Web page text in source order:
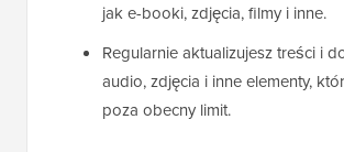
jak e-booki, zdjęcia, filmy i inne.
Regularnie aktualizujesz treści i
audio, zdjęcia i inne elementy,
poza obecny limit.